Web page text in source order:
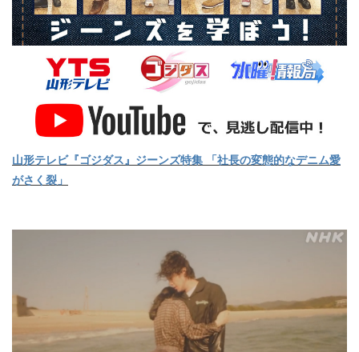
山形テレビ『ゴジダス』ジーンズ特集 「社長の変態的なデニム愛
がさく裂」